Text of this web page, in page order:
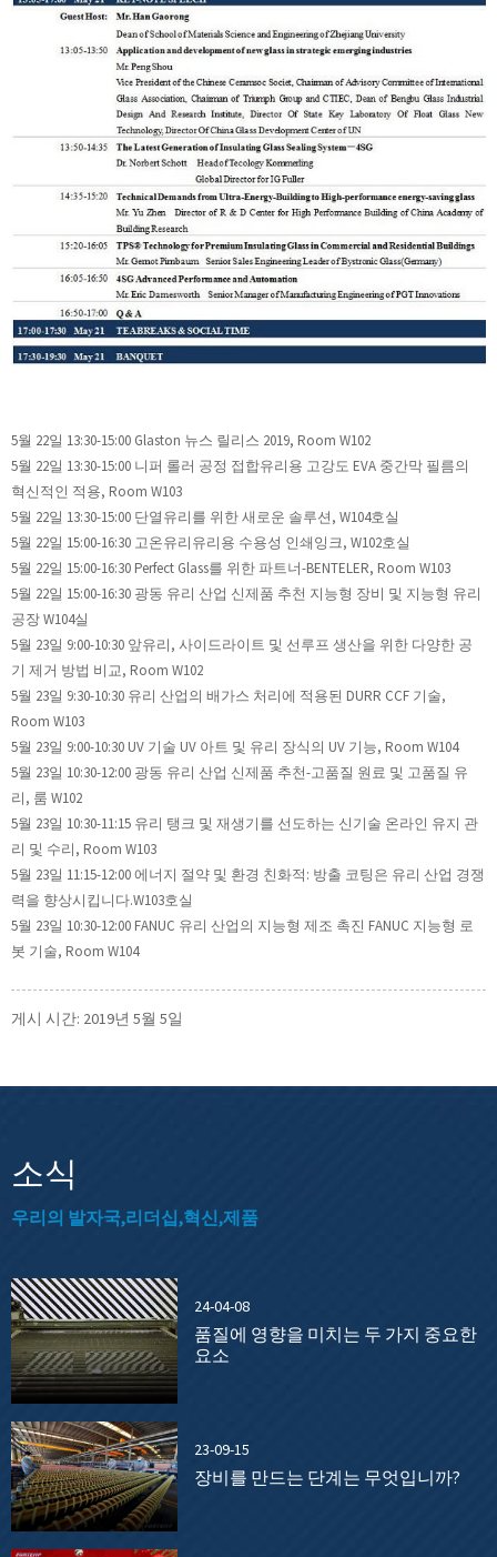
5월 22일 13:30-15:00 Glaston 뉴스 릴리스 2019, Room W102
5월 22일 13:30-15:00 니퍼 롤러 공정 접합유리용 고강도 EVA 중간막 필름의
혁신적인 적용, Room W103
5월 22일 13:30-15:00 단열유리를 위한 새로운 솔루션, W104호실
5월 22일 15:00-16:30 고온유리유리용 수용성 인쇄잉크, W102호실
5월 22일 15:00-16:30 Perfect Glass를 위한 파트너-BENTELER, Room W103
5월 22일 15:00-16:30 광동 유리 산업 신제품 추천 지능형 장비 및 지능형 유리
공장 W104실
5월 23일 9:00-10:30 앞유리, 사이드라이트 및 선루프 생산을 위한 다양한 공
기 제거 방법 비교, Room W102
5월 23일 9:30-10:30 유리 산업의 배가스 처리에 적용된 DURR CCF 기술,
Room W103
5월 23일 9:00-10:30 UV 기술 UV 아트 및 유리 장식의 UV 기능, Room W104
5월 23일 10:30-12:00 광동 유리 산업 신제품 추천-고품질 원료 및 고품질 유
리, 룸 W102
5월 23일 10:30-11:15 유리 탱크 및 재생기를 선도하는 신기술 온라인 유지 관
리 및 수리, Room W103
5월 23일 11:15-12:00 에너지 절약 및 환경 친화적: 방출 코팅은 유리 산업 경쟁
력을 향상시킵니다.W103호실
5월 23일 10:30-12:00 FANUC 유리 산업의 지능형 제조 촉진 FANUC 지능형 로
봇 기술, Room W104
게시 시간: 2019년 5월 5일
소식
우리의 발자국,리더십,혁신,제품
24-04-08
품질에 영향을 미치는 두 가지 중요한
요소
23-09-15
장비를 만드는 단계는 무엇입니까?